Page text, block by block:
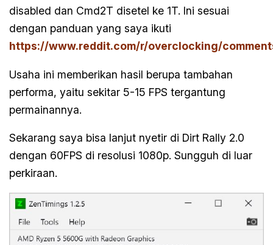
disabled dan Cmd2T disetel ke 1T. Ini sesuai
dengan panduan yang saya ikuti
https://www.reddit.com/r/overclocking/
Usaha ini memberikan hasil berupa tambahan
performa, yaitu sekitar 5-15 FPS tergantung
permainannya.
Sekarang saya bisa lanjut nyetir di Dirt Rally 2.0
dengan 60FPS di resolusi 1080p. Sungguh di luar
perkiraan.